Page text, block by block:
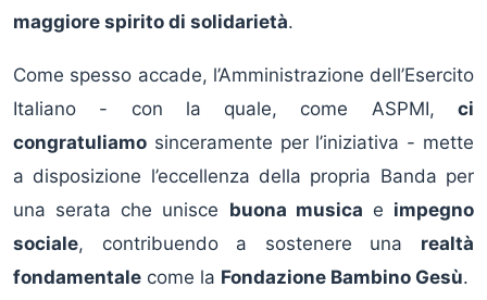
maggiore spirito di solidarietà.
Come spesso accade, l’Amministrazione dell’Esercito
Italiano - con la quale, come ASPMI, ci
congratuliamo sinceramente per l’iniziativa - mette
a disposizione l’eccellenza della propria Banda per
una serata che unisce buona musica e impegno
sociale, contribuendo a sostenere una realtà
fondamentale come la Fondazione Bambino Gesù.